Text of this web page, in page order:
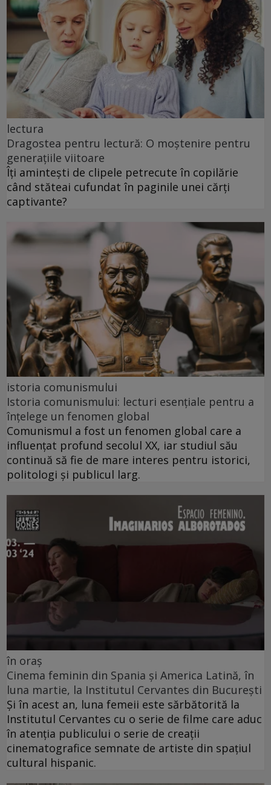
lectura
Dragostea pentru lectură: O moștenire pentru
generațiile viitoare
Îți amintești de clipele petrecute în copilărie
când stăteai cufundat în paginile unei cărți
captivante?
istoria comunismului
Istoria comunismului: lecturi esențiale pentru a
înțelege un fenomen global
Comunismul a fost un fenomen global care a
influențat profund secolul XX, iar studiul său
continuă să fie de mare interes pentru istorici,
politologi și publicul larg.
în oraș
Cinema feminin din Spania și America Latină, în
luna martie, la Institutul Cervantes din București
Și în acest an, luna femeii este sărbătorită la
Institutul Cervantes cu o serie de filme care aduc
în atenția publicului o serie de creații
cinematografice semnate de artiste din spațiul
cultural hispanic.